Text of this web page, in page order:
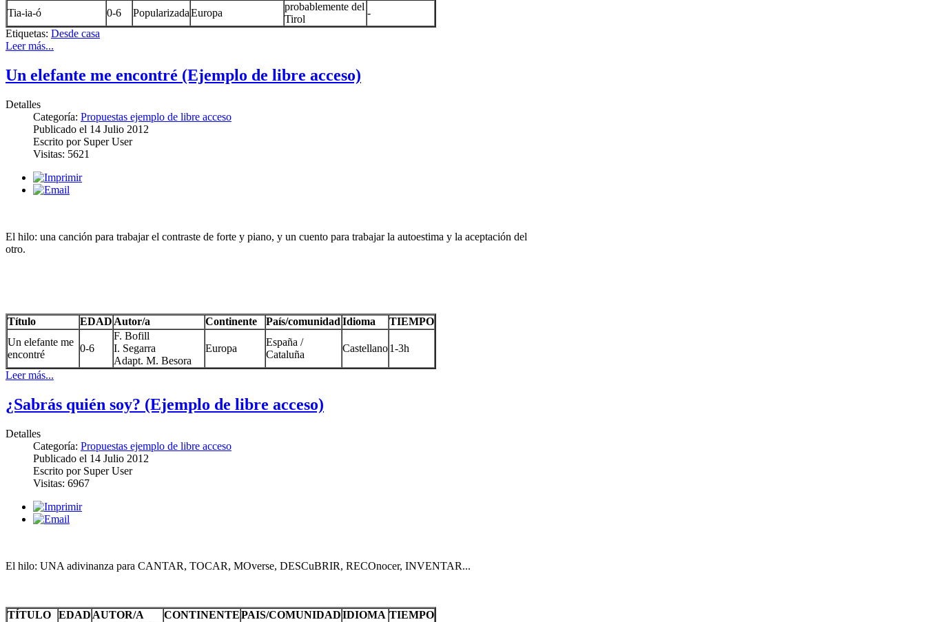
Tia-ia-ó
0-6 PopularizadaEuropa
probablemente del
Tirol
-
Etiquetas: Desde casa
Leer más...
Un elefante me encontré (Ejemplo de libre acceso)
Detalles
Categoría: Propuestas ejemplo de libre acceso
Publicado el 14 Julio 2012
Escrito por Super User
Visitas: 5621
El hilo: una canción para trabajar el contraste de forte y piano, y un cuento para trabajar la autoestima y la aceptación del
otro.
Título EDAD Autor/a Continente País/comunidad Idioma
TIEMPO
Un elefante me
encontré
0-6
F. Bofill
I. Segarra
Adapt. M. Besora
Europa
España /
Cataluña
Castellano1-3h
Leer más...
¿Sabrás quién soy? (Ejemplo de libre acceso)
Detalles
Categoría: Propuestas ejemplo de libre acceso
Publicado el 14 Julio 2012
Escrito por Super User
Visitas: 6967
El hilo: UNA adivinanza para CANTAR, TOCAR, MOverse, DESCuBRIR, RECOnocer, INVENTAR...
TÍTULO EDAD AUTOR/A CONTINENTEPAIS/COMUNIDADIDIOMA TIEMPO